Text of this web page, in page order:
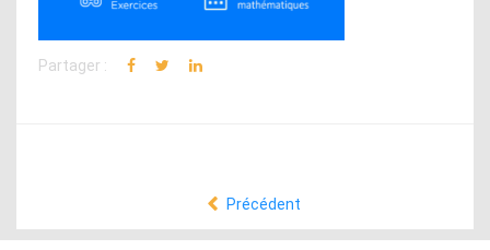
Partager :
Précédent